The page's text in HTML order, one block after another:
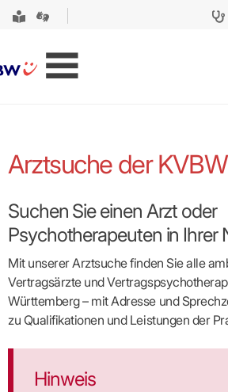
Arztsuche der KVBW
Suchen Sie einen Arzt oder
Psychotherapeuten in Ihrer
Mit unserer Arztsuche finden Sie alle
Vertragsärzte und
Württemberg – mit Adresse und
zu Qualifikationen und Leistungen der
Hinweis